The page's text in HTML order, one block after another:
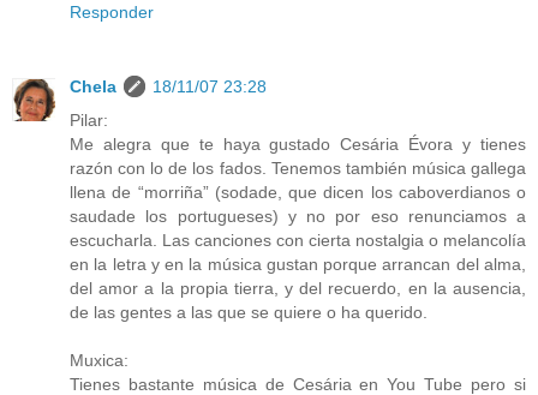
Responder
Chela
18/11/07 23:28
Pilar:
Me alegra que te haya gustado Cesária Évora y tienes
razón con lo de los fados. Tenemos también música gallega
llena de “morriña” (sodade, que dicen los caboverdianos o
saudade los portugueses) y no por eso renunciamos a
escucharla. Las canciones con cierta nostalgia o melancolía
en la letra y en la música gustan porque arrancan del alma,
del amor a la propia tierra, y del recuerdo, en la ausencia,
de las gentes a las que se quiere o ha querido.
Muxica:
Tienes bastante música de Cesária en You Tube pero si